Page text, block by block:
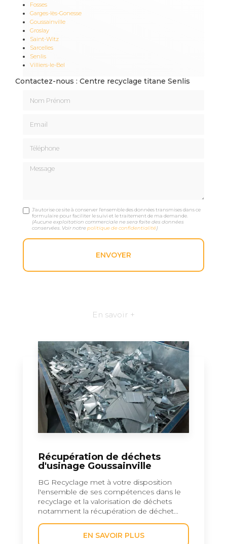
Fosses
Garges-lès-Gonesse
Goussainville
Groslay
Saint-Witz
Sarcelles
Senlis
Villiers-le-Bel
Contactez-nous : Centre recyclage titane Senlis
Message
J'autorise ce site à conserver l'ensemble des données transmises dans ce
formulaire pour faciliter le suivi et le traitement de ma demande.
(Aucune exploitation commerciale ne sera faite des données
conservées. Voir notrepolitique de confidentialité)
En savoir +
Récupération de déchets
d'usinage Goussainville
BG Recyclage met à votre disposition
l'ensemble de ses compétences dans le
recyclage et la valorisation de déchets
notamment la récupération de déchet...
EN SAVOIR PLUS